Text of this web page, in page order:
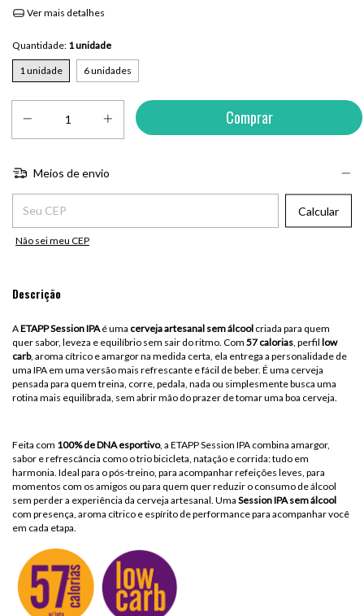
Ver mais detalhes
Quantidade: 1 unidade
1 unidade 6 unidades
Meios de envio
Entregas para o CEP:
Calcular
Não sei meu CEP
Descrição
AETAPP Session IPAé uma cerveja artesanal sem álcool criada para quem
quer sabor, leveza e equilíbrio sem sair do ritmo. Com 57 calorias, perfil low
carb, aroma cítrico e amargor na medida certa, ela entrega a personalidade de
uma IPA em uma versão mais refrescante e fácil de beber. É uma cerveja
pensada para quem treina, corre, pedala, nada ou simplesmente busca uma
rotina mais equilibrada, sem abrir mão do prazer de tomar uma boa cerveja.
Feita com 100% de DNA esportivo, a ETAPP Session IPA combina amargor,
sabor e refrescância como o trio bicicleta, natação e corrida: tudo em
harmonia. Ideal para o pós-treino, para acompanhar refeições leves, para
momentos com os amigos ou para quem quer reduzir o consumo de álcool
sem perder a experiência da cerveja artesanal. Uma Session IPA sem álcool
com presença, aroma cítrico e espírito de performance para acompanhar você
em cada etapa.